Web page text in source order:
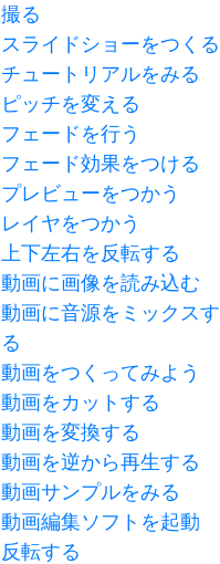
撮る
スライドショーをつくる
チュートリアルをみる
ピッチを変える
フェードを行う
フェード効果をつける
プレビューをつかう
レイヤをつかう
上下左右を反転する
動画に画像を読み込む
動画に音源をミックスす
る
動画をつくってみよう
動画をカットする
動画を変換する
動画を逆から再生する
動画サンプルをみる
動画編集ソフトを起動
反転する